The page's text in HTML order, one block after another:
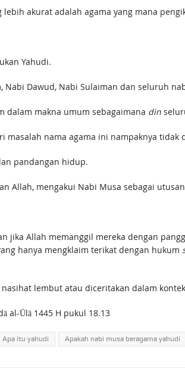
lebih akurat adalah agama yang mana
Yahudi.
Nabi Dawud, Nabi Sulaiman dan seluruh
dalam makna umum sebagaimana din
masalah nama agama ini nampaknya tidak
pandangan hidup.
Allah, mengakui Nabi Musa sebagai
jika Allah memanggil mereka dengan
hanya mengklaim terikat dengan hukum
lembut atau diceritakan dalam
al-Ūlā 1445 H pukul 18.13
Apa itu yahudi Apakah nabi musa beragama yahudi